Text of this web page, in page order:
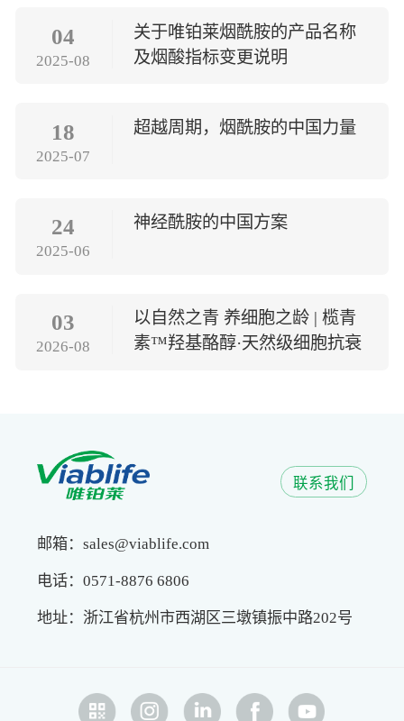
04
2025-08
关于唯铂莱烟酰胺的产品名称
及烟酸指标变更说明
18
2025-07
超越周期，烟酰胺的中国力量
24
2025-06
神经酰胺的中国方案
03
2026-08
以自然之青 养细胞之龄 | 榄青
素™羟基酪醇·天然级细胞抗衰
联系我们
邮箱：sales@viablife.com
电话：0571-8876 6806
地址：浙江省杭州市西湖区三墩镇振中路202号